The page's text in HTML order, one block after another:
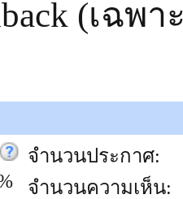
(เฉ
จำนวนประกาศ:
จำนวนความเห็น: